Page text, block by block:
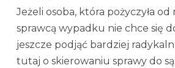
Jeżeli osoba, która pożyczyła od
sprawcą wypadku nie chce się
jeszcze podjąć bardziej
tutaj o skierowaniu sprawy do